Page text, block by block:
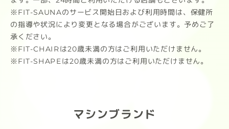
※FIT-SAUNAのサービス開始日および利用時間は、保健所
の指導や状況により変更となる場合がございます。予めご了
承ください。
※FIT-CHAIRは20歳未満の方はご利用いただけません。
※FIT-SHAPEは20歳未満の方はご利用いただけません。
マシンブランド